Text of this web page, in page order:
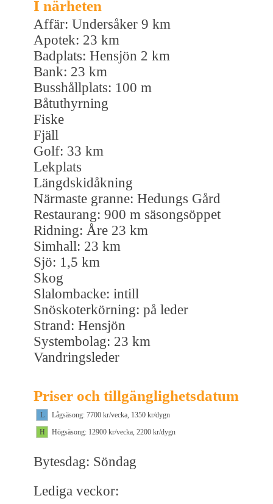
I närheten
Affär: Undersåker 9 km
Apotek: 23 km
Badplats: Hensjön 2 km
Bank: 23 km
Busshållplats: 100 m
Båtuthyrning
Fiske
Fjäll
Golf: 33 km
Lekplats
Längdskidåkning
Närmaste granne: Hedungs Gård
Restaurang: 900 m säsongsöppet
Ridning: Åre 23 km
Simhall: 23 km
Sjö: 1,5 km
Skog
Slalombacke: intill
Snöskoterkörning: på leder
Strand: Hensjön
Systembolag: 23 km
Vandringsleder
Priser och tillgänglighetsdatum
L
Lågsäsong: 7700 kr/vecka, 1350 kr/dygn
H
Högsäsong: 12900 kr/vecka, 2200 kr/dygn
Bytesdag: Söndag
Lediga veckor: